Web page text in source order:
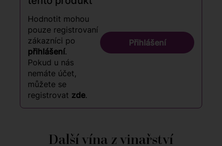
Hodnotit mohou
pouze registrovaní
zákazníci po
přihlášení.
Pokud u nás
nemáte účet,
můžete se
registrovat zde.
Přihlášení
Další vína z vinařství